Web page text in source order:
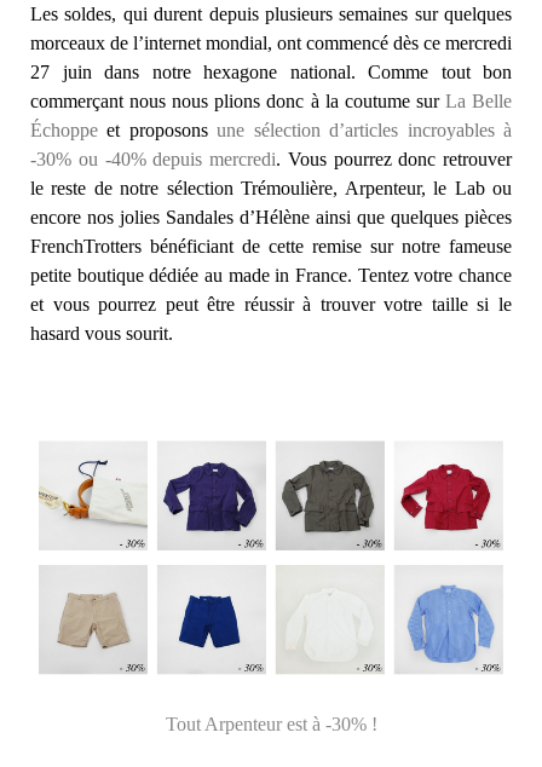
Les soldes, qui durent depuis plusieurs semaines sur quelques
morceaux de l’internet mondial, ont commencé dès ce mercredi
27 juin dans notre hexagone national. Comme tout bon
commerçant nous nous plions donc à la coutume sur La Belle
Échoppe et proposonsune sélection d’articles incroyables à
-30% ou -40% depuis mercredi. Vous pourrez donc retrouver
le reste de notre sélection Trémoulière, Arpenteur, le Lab ou
encore nos jolies Sandales d’Hélène ainsi que quelques pièces
FrenchTrotters bénéficiant de cette remise sur notre fameuse
petite boutique dédiée au made in France. Tentez votre chance
et vous pourrez peut être réussir à trouver votre taille si le
hasard vous sourit.
Tout Arpenteur est à -30% !